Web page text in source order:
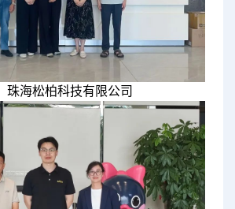
珠海松柏科技有限公司